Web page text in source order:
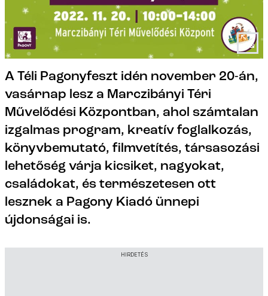
A Téli Pagonyfeszt idén november 20-án,
vasárnap lesz a Marczibányi Téri
Művelődési Központban, ahol számtalan
izgalmas program, kreatív foglalkozás,
könyvbemutató, filmvetítés, társasozási
lehetőség várja kicsiket, nagyokat,
családokat, és természetesen ott
lesznek a Pagony Kiadó ünnepi
újdonságai is.
HIRDETÉS